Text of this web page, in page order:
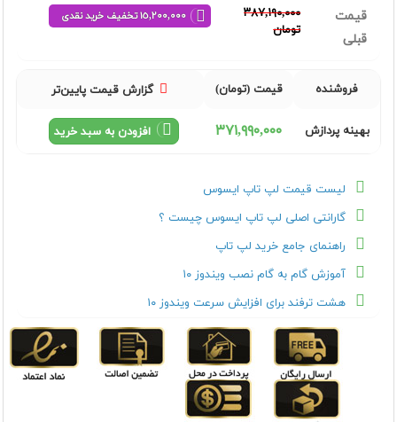
قیمت
قبلی
٣٨٧,١٩٠,٠٠٠
تومان
فروشنده قیمت (تومان) گزارش قیمت پایین‌تر
بهینه پردازش ٣٧١,٩٩٠,٠٠٠ افزودن به سبد خرید
لیست قیمت لپ تاپ ایسوس
گارانتی اصلی لپ تاپ ایسوس چیست ؟
راهنمای جامع خرید لپ تاپ
آموزش گام به گام نصب ویندوز ۱۰
هشت ترفند برای افزایش سرعت ویندوز ۱۰